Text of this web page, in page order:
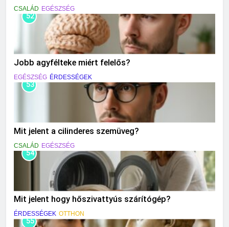
CSALÁD EGÉSZSÉG
52
Jobb agyfélteke miért felelős?
EGÉSZSÉG ÉRDESSÉGEK
53
Mit jelent a cilinderes szemüveg?
CSALÁD EGÉSZSÉG
54
Mit jelent hogy hőszivattyús szárítógép?
ÉRDESSÉGEK OTTHON
55